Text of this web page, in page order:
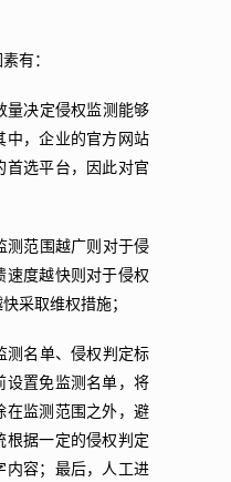
有：
量决定侵权监测能够
中，企业的官方网站
首选平台，因此对官
测范围越广则对于侵
速度越快则对于侵权
采取维权措施；
测名单、侵权判定标
设置免监测名单，将
在监测范围之外，避
根据一定的侵权判定
内容；最后，人工进